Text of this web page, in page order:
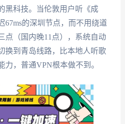
黑科技。当伦敦用户听《成
67ms的深圳节点，而不用绕道
点（国内晚11点），系统自动
换到青岛线路，比本地人听歌
力，普通VPN根本做不到。